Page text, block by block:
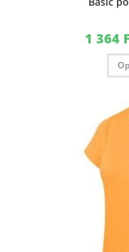
1 364